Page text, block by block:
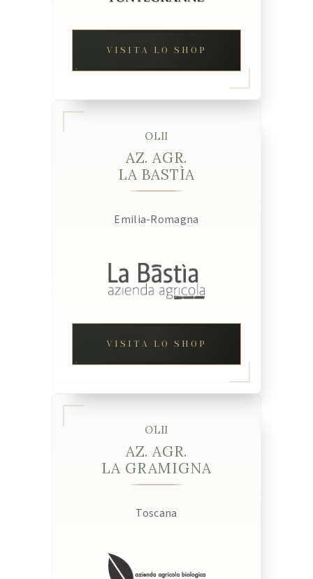
VISITA LO SHOP
OLII
AZ. AGR.
LA BASTÌA
Emilia-Romagna
VISITA LO SHOP
OLII
AZ. AGR.
LA GRAMIGNA
Toscana